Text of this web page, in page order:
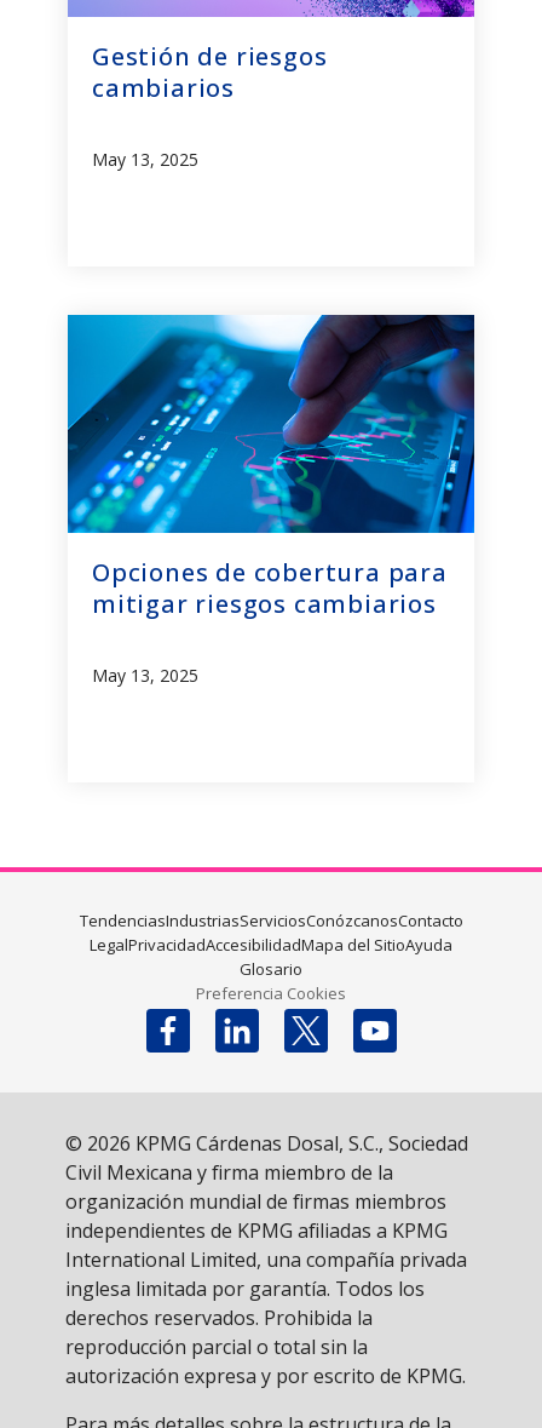
Gestión de riesgos
cambiarios
May 13, 2025
Opciones de cobertura para
mitigar riesgos cambiarios
May 13, 2025
TendenciasIndustriasServiciosConózcanosContacto
LegalPrivacidadAccesibilidadMapa del SitioAyuda
Glosario
Preferencia Cookies
Follow us on X
© 2026 KPMG Cárdenas Dosal, S.C., Sociedad
Civil Mexicana y firma miembro de la
organización mundial de firmas miembros
independientes de KPMG afiliadas a KPMG
International Limited, una compañía privada
inglesa limitada por garantía. Todos los
derechos reservados. Prohibida la
reproducción parcial o total sin la
autorización expresa y por escrito de KPMG.